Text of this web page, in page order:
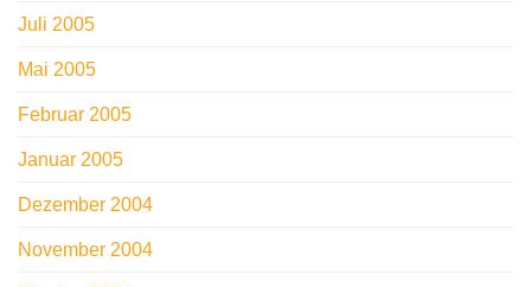
Juli 2005
Mai 2005
Februar 2005
Januar 2005
Dezember 2004
November 2004